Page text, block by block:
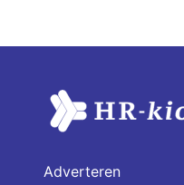
Adverteren